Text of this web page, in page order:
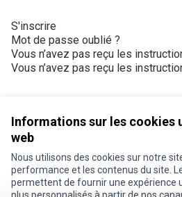
Informations sur les cookies
web
Nous utilisons des cookies sur notre
performance et les contenus du site.
permettent de fournir une expérience
S'inscrire
Mot de passe oublié ?
Vous n’avez pas reçu les
Vous n’avez pas reçu les
Conditions d'utilisation
Paramètres des cookies
Je participe ! sur X
Je participe ! sur Facebook
Je participe ! sur Instagram